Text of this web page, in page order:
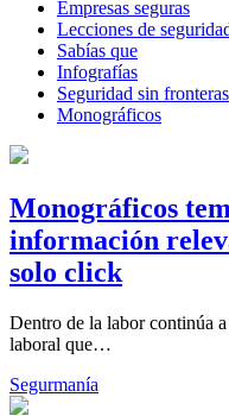
Empresas seguras
Lecciones de
Sabías que
Infografías
Seguridad sin fronteras
Monográficos
Monográficos
información
solo click
Dentro de la labor continúa
laboral que…
Segurmanía